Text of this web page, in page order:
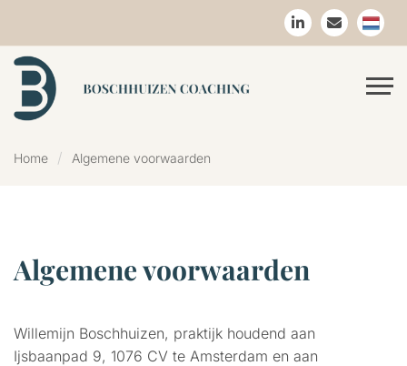
Home Algemene voorwaarden
Algemene voorwaarden
Willemijn Boschhuizen, praktijk houdend aan
Ijsbaanpad 9, 1076 CV te Amsterdam en aan